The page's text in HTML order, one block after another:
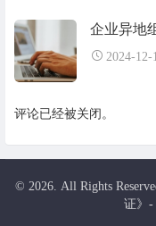
企业异地
2024-12-
评论已经被关闭。
© 2026. All Rights
证》-